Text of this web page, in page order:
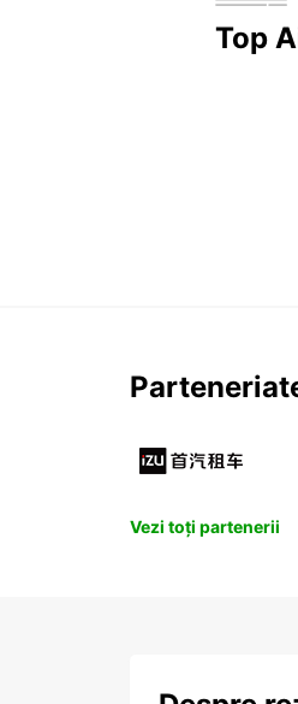
Top
Vezi toți partenerii